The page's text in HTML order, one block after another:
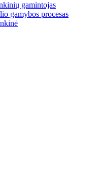
gamintojas
gamybos procesas